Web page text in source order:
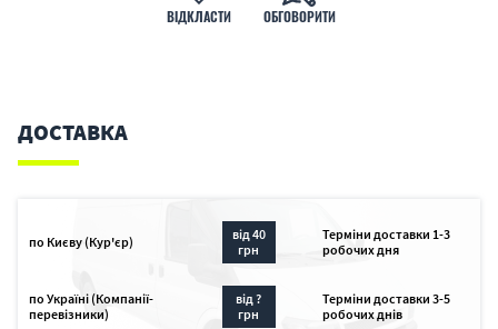
ВІДКЛАСТИ ОБГОВОРИТИ
ДОСТАВКА
по Києву (Кур'єр)
від 40
грн
Терміни доставки 1-3
робочих дня
по Україні (Компанії-
перевізники)
від ?
грн
Терміни доставки 3-5
робочих днів